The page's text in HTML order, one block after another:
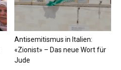
Antisemitismus in Italien:
«Zionist» – Das neue Wort für
Jude